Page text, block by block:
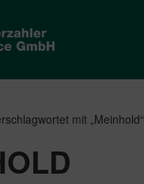
mit „Meinhold“